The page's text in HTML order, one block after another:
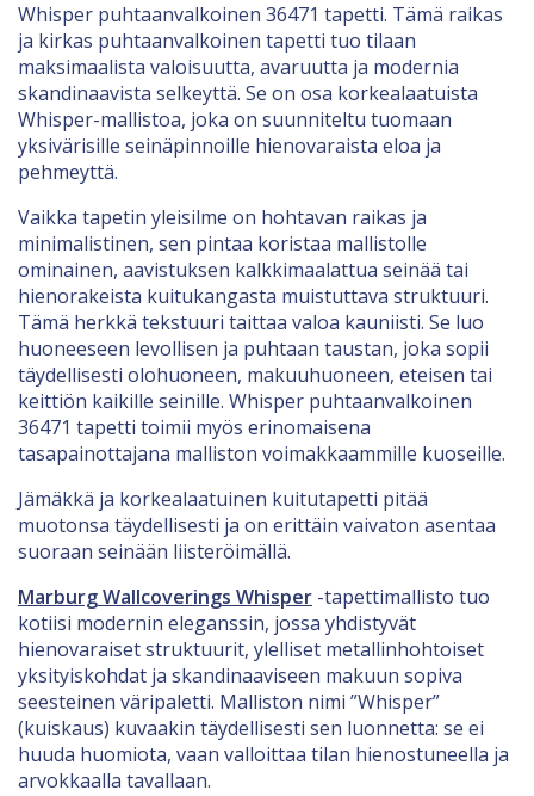
Whisper puhtaanvalkoinen 36471 tapetti. Tämä raikas
ja kirkas puhtaanvalkoinen tapetti tuo tilaan
maksimaalista valoisuutta, avaruutta ja modernia
skandinaavista selkeyttä. Se on osa korkealaatuista
Whisper-mallistoa, joka on suunniteltu tuomaan
yksivärisille seinäpinnoille hienovaraista eloa ja
pehmeyttä.
Vaikka tapetin yleisilme on hohtavan raikas ja
minimalistinen, sen pintaa koristaa mallistolle
ominainen, aavistuksen kalkkimaalattua seinää tai
hienorakeista kuitukangasta muistuttava struktuuri.
Tämä herkkä tekstuuri taittaa valoa kauniisti. Se luo
huoneeseen levollisen ja puhtaan taustan, joka sopii
täydellisesti olohuoneen, makuuhuoneen, eteisen tai
keittiön kaikille seinille. Whisper puhtaanvalkoinen
36471 tapetti toimii myös erinomaisena
tasapainottajana malliston voimakkaammille kuoseille.
Jämäkkä ja korkealaatuinen kuitutapetti pitää
muotonsa täydellisesti ja on erittäin vaivaton asentaa
suoraan seinään liisteröimällä.
Marburg Wallcoverings Whisper -tapettimallisto tuo
kotiisi modernin eleganssin, jossa yhdistyvät
hienovaraiset struktuurit, ylelliset metallinhohtoiset
yksityiskohdat ja skandinaaviseen makuun sopiva
seesteinen väripaletti. Malliston nimi ”Whisper”
(kuiskaus) kuvaakin täydellisesti sen luonnetta: se ei
huuda huomiota, vaan valloittaa tilan hienostuneella ja
arvokkaalla tavallaan.